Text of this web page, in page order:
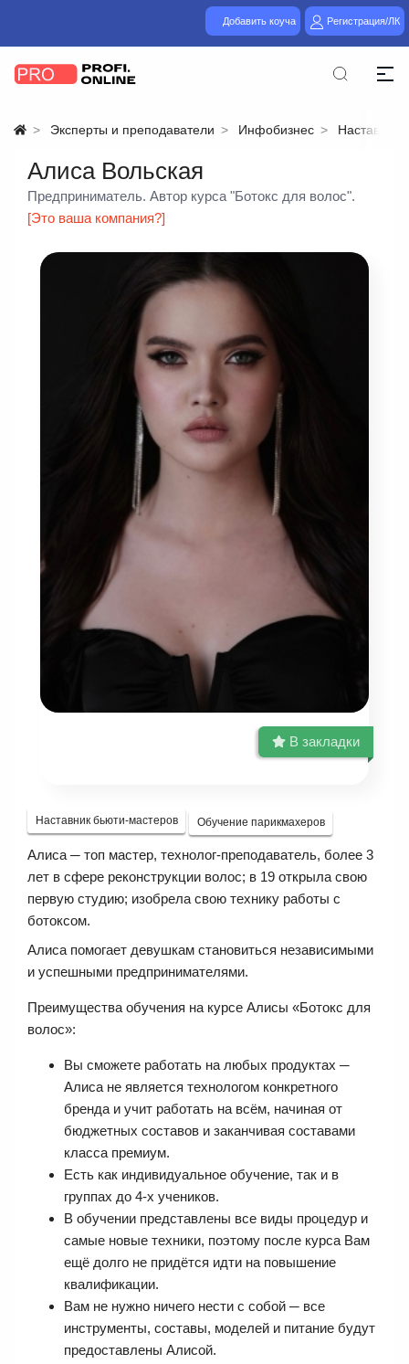
Добавить коуча Регистрация/ЛК
Эксперты и преподаватели Инфобизнес
Алиса Вольская
Предприниматель. Автор курса "Ботокс для волос".
[Это ваша компания?]
В закладки
Наставник бьюти-мастеров Обучение парикмахеров
Алиса ─ топ мастер, технолог-преподаватель, более 3
лет в сфере реконструкции волос; в 19 открыла свою
первую студию; изобрела свою технику работы с
ботоксом.
Алиса помогает девушкам становиться независимыми
и успешными предпринимателями.
Преимущества обучения на курсе Алисы «Ботокс для
волос»:
Вы сможете работать на любых продуктах ─
Алиса не является технологом конкретного
бренда и учит работать на всём, начиная от
бюджетных составов и заканчивая составами
класса премиум.
Есть как индивидуальное обучение, так и в
группах до 4-х учеников.
В обучении представлены все виды процедур и
самые новые техники, поэтому после курса Вам
ещё долго не придётся идти на повышение
квалификации.
Вам не нужно ничего нести с собой ─ все
инструменты, составы, моделей и питание будут
предоставлены Алисой.